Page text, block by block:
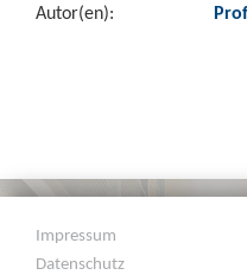
Autor(en):
Impressum
Datenschutz